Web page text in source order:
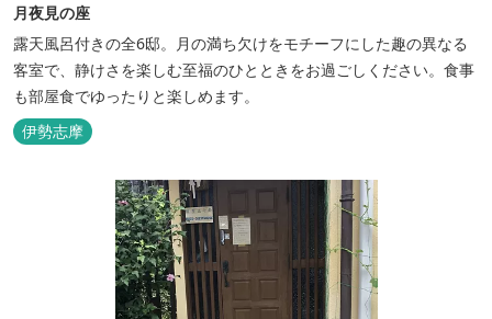
月夜見の座
露天風呂付きの全6邸。月の満ち欠けをモチーフにした趣の異なる
客室で、静けさを楽しむ至福のひとときをお過ごしください。食事
も部屋食でゆったりと楽しめます。
伊勢志摩